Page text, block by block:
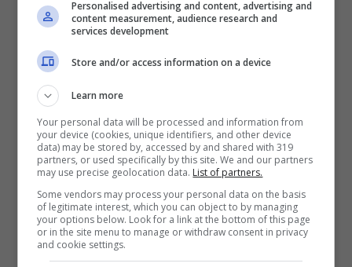
cinque pronti ad assicurarselo. Non ci
siamo solo noi“.
LEGGI ANCHE >>>
Cristiano Ronaldo: ecco quando giocherà
Personalised advertising and content, advertising and
content measurement, audience research and
services development
Store and/or access information on a device
Learn more
Your personal data will be processed and information from
your device (cookies, unique identifiers, and other device
data) may be stored by, accessed by and shared with 319
partners, or used specifically by this site. We and our partners
may use precise geolocation data. List of partners.
Some vendors may process your personal data on the basis
of legitimate interest, which you can object to by managing
your options below. Look for a link at the bottom of this page
or in the site menu to manage or withdraw consent in privacy
and cookie settings.